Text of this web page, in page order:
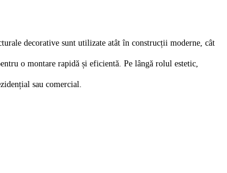
decorative sunt utilizate atât în construcții moderne, cât
o montare rapidă și eficientă. Pe lângă rolul estetic,
sau comercial.